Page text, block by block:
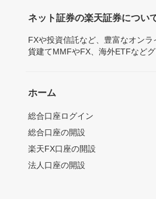
ネット証券の楽天証券につい
FXや投資信託など、豊富なオン
貨建てMMFやFX、海外ETFなど
ホーム
総合口座ログイン
総合口座の開設
楽天FX口座の開設
法人口座の開設